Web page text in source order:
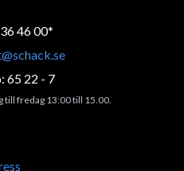
46 00*
65 22 - 7
till fredag 13:00 till 15.00.